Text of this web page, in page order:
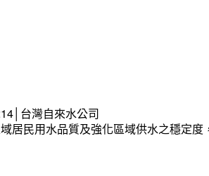
台灣自來水公司
居民用水品質及強化區域供水之穩定